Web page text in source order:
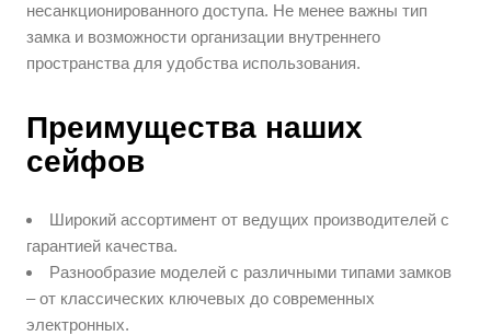
несанкционированного доступа. Не менее важны тип
замка и возможности организации внутреннего
пространства для удобства использования.
Преимущества наших
сейфов
Широкий ассортимент от ведущих производителей с
гарантией качества.
Разнообразие моделей с различными типами замков
– от классических ключевых до современных
электронных.